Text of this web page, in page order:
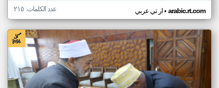
ار تي عربي• arabic.rt.com عدد الكلمات: ٢١٥